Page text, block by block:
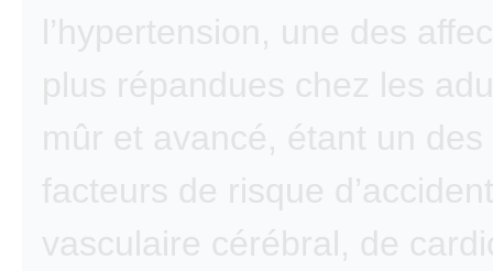
l’hypertension, une des
plus répandues chez les
mûr et avancé, étant un
facteurs de risque d’accident
vasculaire cérébral, de